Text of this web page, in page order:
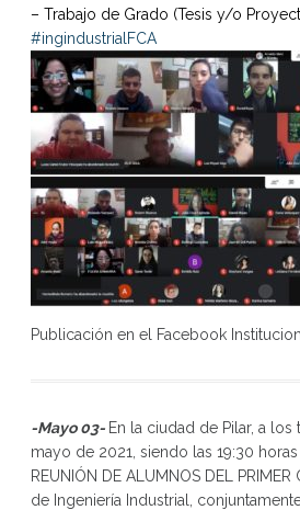
– Trabajo de Grado (Tesis y/o
#ingindustrialFCA
Publicación en el Facebook
-Mayo 03- En la ciudad de Pilar, a
mayo de 2021, siendo las 19:30
REUNIÓN DE ALUMNOS DEL
de Ingeniería Industrial,